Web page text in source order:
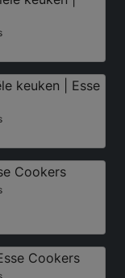
keuken | Esse
Cookers
Cookers